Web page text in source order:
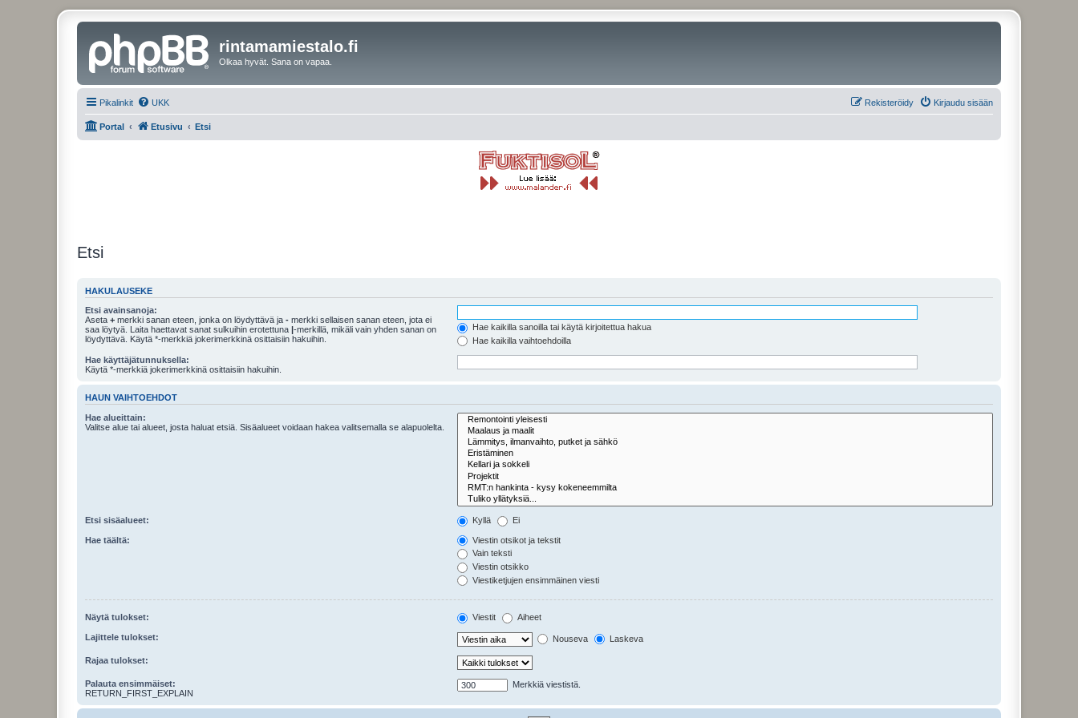
rintamamiestalo.fi
Olkaa hyvät. Sana on vapaa.
Pikalinkit UKK Kirjaudu sisään
Rekisteröidy
Portal Etusivu Etsi
Etsi
HAKULAUSEKE
Etsi avainsanoja:
Aseta + merkki sanan eteen, jonka on löydyttävä ja - merkki sellaisen sanan eteen, jota ei
saa löytyä. Laita haettavat sanat sulkuihin erotettuna |-merkillä, mikäli vain yhden sanan on
löydyttävä. Käytä *-merkkiä jokerimerkkinä osittaisiin hakuihin.
Hae kaikilla sanoilla tai käytä kirjoitettua hakua
Hae kaikilla vaihtoehdoilla
Hae käyttäjätunnuksella:
Käytä *-merkkiä jokerimerkkinä osittaisiin hakuihin.
HAUN VAIHTOEHDOT
Hae alueittain:
Valitse alue tai alueet, josta haluat etsiä. Sisäalueet voidaan hakea valitsemalla se alapuolelta.
Etsi sisäalueet: Kyllä Ei
Hae täältä:
Viestin otsikot ja tekstit
Vain teksti
Viestin otsikko
Viestiketjujen ensimmäinen viesti
Näytä tulokset: Viestit Aiheet
Lajittele tulokset: Nouseva Laskeva
Rajaa tulokset:
Palauta ensimmäiset:
RETURN_FIRST_EXPLAIN
Merkkiä viestistä.